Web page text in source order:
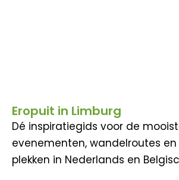
Eropuit in Limburg
Dé inspiratiegids voor de
evenementen, wandelroutes en
plekken in Nederlands en